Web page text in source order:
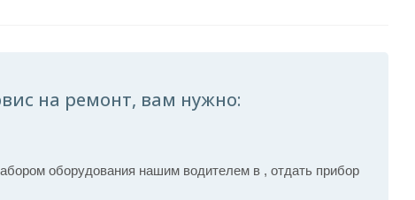
на ремонт, вам нужно:
оборудования нашим водителем в , отдать прибор